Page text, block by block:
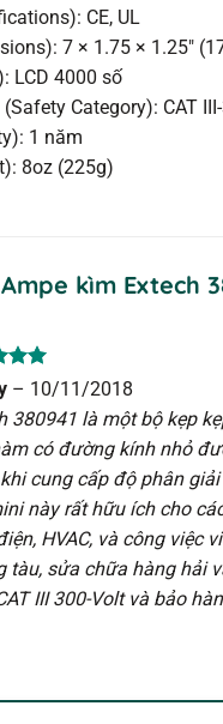
CE, UL
7 × 1.75 × 1.25″
LCD 4000 số
Category): CAT
1 năm
8oz (225g)
Ampe kìm Extech
5
– 10/11/2018
380941 là một bộ kẹp
có đường kính nhỏ
cung cấp độ phân
này rất hữu ích cho
HVAC, và công việc
tàu, sửa chữa hàng hải
III 300-Volt và bảo